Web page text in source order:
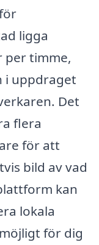
ligga
per timme,
i uppdraget
Det
flera
för att
bild av vad
kan
lokala
för dig